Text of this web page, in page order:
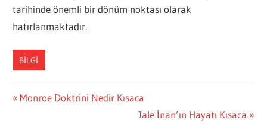
tarihinde önemli bir dönüm noktası olarak
hatırlanmaktadır.
BILGI
Yazı
Previous
Monroe Doktrini Nedir Kısaca
Next
Jale İnan’ın Hayatı Kısaca